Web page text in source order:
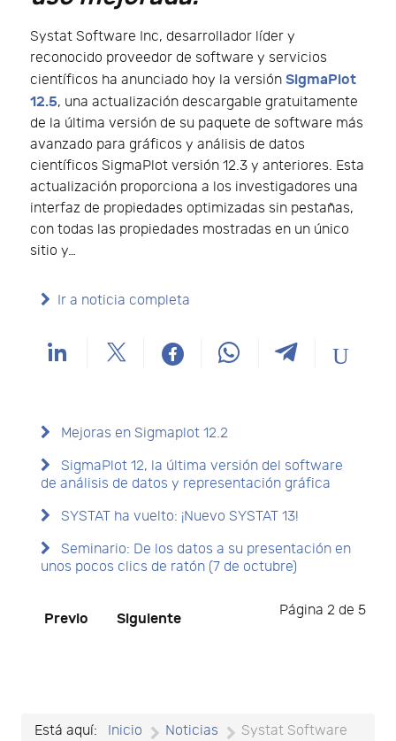
Systat Software Inc, desarrollador líder y
reconocido proveedor de software y servicios
científicos ha anunciado hoy la versión SigmaPlot
12.5, una actualización descargable gratuitamente
de la última versión de su paquete de software más
avanzado para gráficos y análisis de datos
científicos SigmaPlot versión 12.3 y anteriores. Esta
actualización proporciona a los investigadores una
interfaz de propiedades optimizadas sin pestañas,
con todas las propiedades mostradas en un único
sitio y…
Ir a noticia completa
Mejoras en Sigmaplot 12.2
SigmaPlot 12, la última versión del software
de análisis de datos y representación gráfica
SYSTAT ha vuelto: ¡Nuevo SYSTAT 13!
Seminario: De los datos a su presentación en
unos pocos clics de ratón (7 de octubre)
Página 2 de 5
Previo Siguiente
Está aquí: Inicio Noticias Systat Software